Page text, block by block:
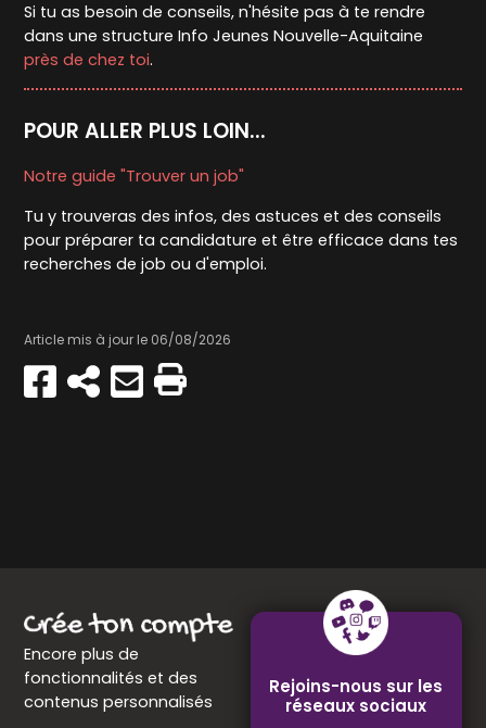
Si tu as besoin de conseils, n'hésite pas à te rendre
dans une structure Info Jeunes Nouvelle-Aquitaine
près de chez toi.
POUR ALLER PLUS LOIN...
Notre guide "Trouver un job"
Tu y trouveras des infos, des astuces et des conseils
pour préparer ta candidature et être efficace dans tes
recherches de job ou d'emploi.
Article mis à jour le 06/08/2026
Partager
sur
CopierEnvoyer
par
Imprimer
Encore plus de
fonctionnalités et des
contenus personnalisés
Rejoins-nous sur les
réseaux sociaux